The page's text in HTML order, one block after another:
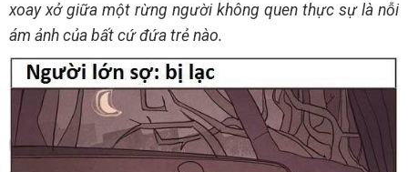
xoay xở giữa một rừng người không quen thực sự là nỗi
ám ảnh của bất cứ đứa trẻ nào.